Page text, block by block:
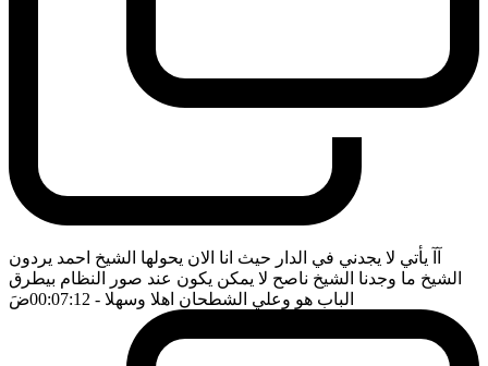
آآ يأتي لا يجدني في الدار حيث انا الان يحولها الشيخ احمد يردون
الشيخ ما وجدنا الشيخ ناصح لا يمكن يكون عند صور النظام بيطرق
الباب هو وعلي الشطحان اهلا وسهلا - 00:07:12 ضَ